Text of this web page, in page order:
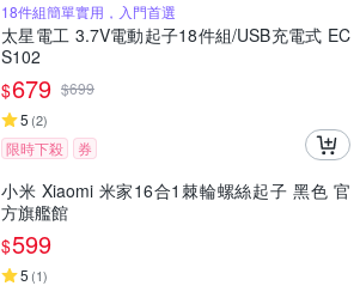
18件組簡單實用，入門首選
太星電工 3.7V電動起子18件組/USB充電式 EC
S102
$679 $699
5 (2)
限時下殺 券
小米 Xiaomi 米家16合1棘輪螺絲起子 黑色 官
方旗艦館
$599
5 (1)